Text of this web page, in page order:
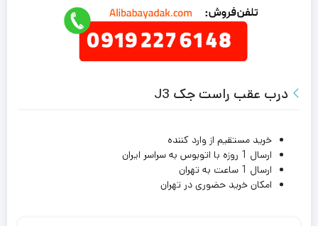
درب عقب راست جک J3
خرید مستقیم از وارد کننده
ارسال 1 روزه با اتوبوس به سراسر ایران
ارسال 1 ساعت به تهران
امکان خرید حضوری در تهران